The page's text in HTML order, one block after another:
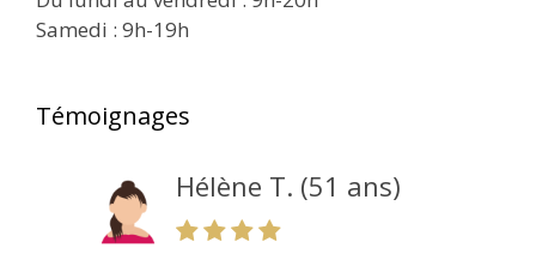
Samedi : 9h-19h
Témoignages
Hélène T. (51 ans)